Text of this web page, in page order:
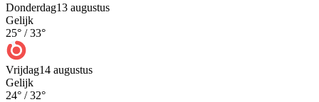
Donderdag13 augustus
Gelijk
25° /33°
Vrijdag14 augustus
Gelijk
24° /32°